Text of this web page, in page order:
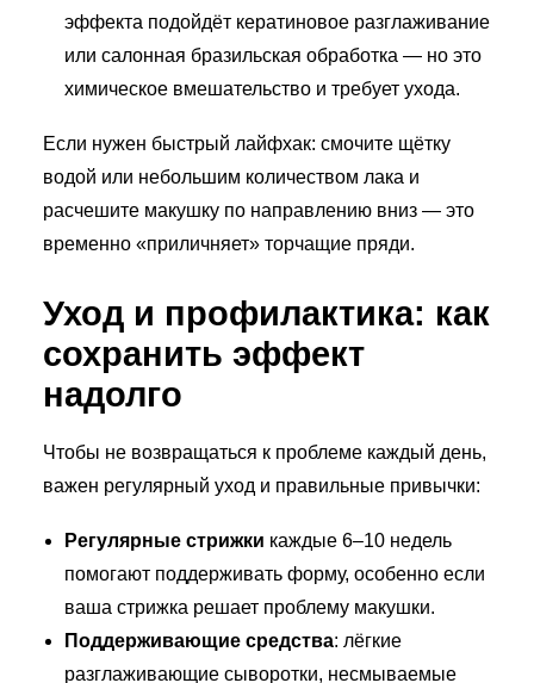
эффекта подойдёт кератиновое разглаживание
или салонная бразильская обработка — но это
химическое вмешательство и требует ухода.
Если нужен быстрый лайфхак: смочите щётку
водой или небольшим количеством лака и
расчешите макушку по направлению вниз — это
временно «приличняет» торчащие пряди.
Уход и профилактика: как
сохранить эффект
надолго
Чтобы не возвращаться к проблеме каждый день,
важен регулярный уход и правильные привычки:
Регулярные стрижки каждые 6–10 недель
помогают поддерживать форму, особенно если
ваша стрижка решает проблему макушки.
Поддерживающие средства: лёгкие
разглаживающие сыворотки, несмываемые